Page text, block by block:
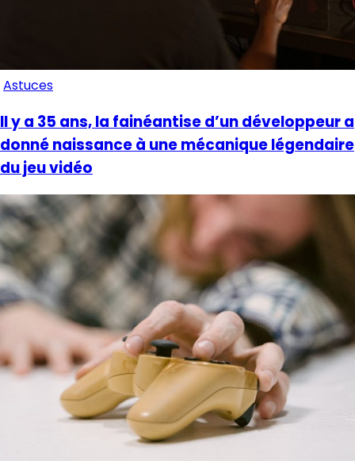
Astuces
Il y a 35 ans, la fainéantise d’un développeur a
donné naissance à une mécanique légendaire
du jeu vidéo